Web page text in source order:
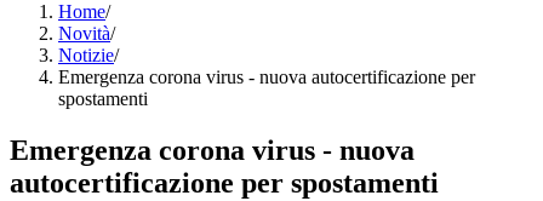
Home/
Novità/
Notizie/
Emergenza corona virus - nuova autocertificazione per
spostamenti
Emergenza corona virus - nuova
autocertificazione per spostamenti